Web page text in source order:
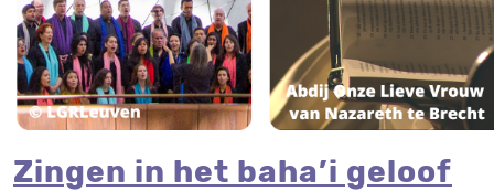
Zingen in het baha’i geloof